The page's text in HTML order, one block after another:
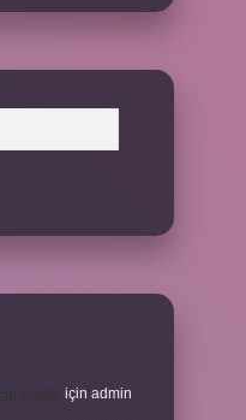
için admin